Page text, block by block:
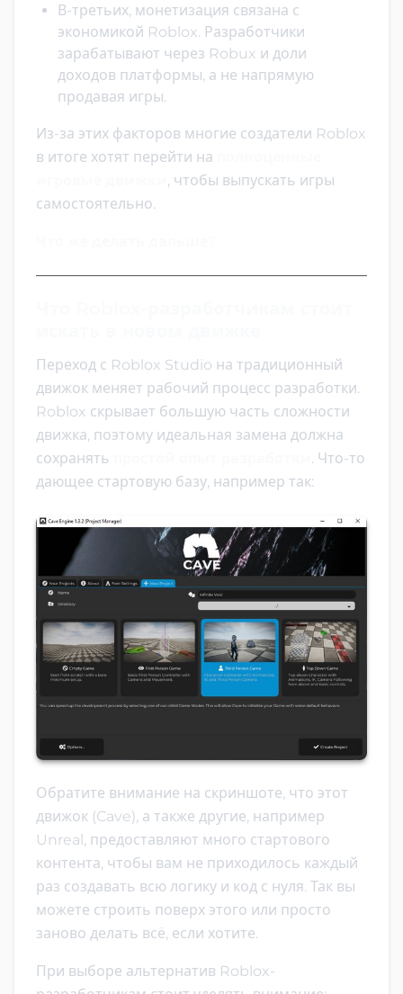
В-третьих, монетизация связана с
экономикой Roblox. Разработчики
зарабатывают через Robux и доли
доходов платформы, а не напрямую
продавая игры.
Из-за этих факторов многие создатели Roblox
в итоге хотят перейти на
, чтобы выпускать игры
самостоятельно.
Переход с Roblox Studio на традиционный
движок меняет рабочий процесс разработки.
Roblox скрывает большую часть сложности
движка, поэтому идеальная замена должна
сохранять
. Что-то
дающее стартовую базу, например так:
Обратите внимание на скриншоте, что этот
движок (Cave), а также другие, например
Unreal, предоставляют много стартового
контента, чтобы вам не приходилось каждый
раз создавать всю логику и код с нуля. Так вы
можете строить поверх этого или просто
заново делать всё, если хотите.
При выборе альтернатив Roblox-